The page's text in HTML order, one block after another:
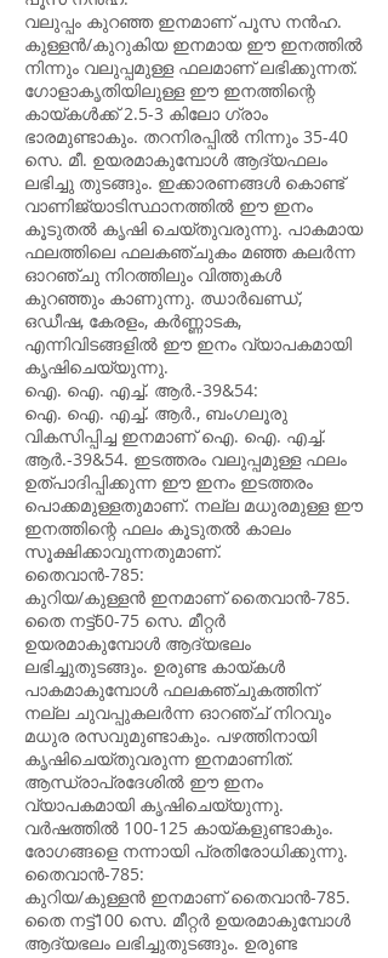
വലുപ്പം കുറഞ്ഞ ഇനമാണ് പൂസ നൻഹ.
കുള്ളൻ/കുറുകിയ ഇനമായ ഈ ഇനത്തിൽ
നിന്നും വലുപ്പമുള്ള ഫലമാണ് ലഭിക്കുന്നത്.
ഗോളാകൃതിയിലുള്ള ഈ ഇനത്തിന്റെ
കായ്കൾക്ക് 2.5-3 കിലോ ഗ്രാം
ഭാരമുണ്ടാകും. തറനിരപ്പിൽ നിന്നും 35-40
സെ. മീ. ഉയരമാകുമ്പോൾ ആദ്യഫലം
ലഭിച്ചു തുടങ്ങും. ഇക്കാരണങ്ങൾ കൊണ്ട്
വാണിജ്യാടിസ്ഥാനത്തിൽ ഈ ഇനം
കൂടുതൽ കൃഷി ചെയ്തുവരുന്നു. പാകമായ
ഫലത്തിലെ ഫലകഞ്ചുകം മഞ്ഞ കലർന്ന
ഓറഞ്ചു നിറത്തിലും വിത്തുകൾ
കുറഞ്ഞും കാണുന്നു. ഝാർഖണ്ഡ്,
ഒഡീഷ, കേരളം, കർണ്ണാടക,
എന്നിവിടങ്ങളിൽ ഈ ഇനം വ്യാപകമായി
കൃഷിചെയ്യുന്നു.
ഐ. ഐ. എച്ച്. ആർ.-39&54:
ഐ. ഐ. എച്ച്. ആർ., ബംഗലൂരു
വികസിപ്പിച്ച ഇനമാണ് ഐ. ഐ. എച്ച്.
ആർ.-39&54. ഇടത്തരം വലുപ്പമുള്ള ഫലം
ഉത്പാദിപ്പിക്കുന്ന ഈ ഇനം ഇടത്തരം
പൊക്കമുള്ളതുമാണ്. നല്ല മധുരമുള്ള ഈ
ഇനത്തിന്റെ ഫലം കൂടുതൽ കാലം
സൂക്ഷിക്കാവുന്നതുമാണ്.
തൈവാൻ-785:
കുറിയ/കുള്ളൻ ഇനമാണ് തൈവാൻ-785.
തൈ നട്ട്60-75 സെ. മീറ്റർ
ഉയരമാകുമ്പോൾ ആദ്യഭലം
ലഭിച്ചുതുടങ്ങും. ഉരുണ്ട കായ്കൾ
പാകമാകുമ്പോൾ ഫലകഞ്ചുകത്തിന്
നല്ല ചുവപ്പുകലർന്ന ഓറഞ്ച് നിറവും
മധുര രസവുമുണ്ടാകും. പഴത്തിനായി
കൃഷിചെയ്തുവരുന്ന ഇനമാണിത്.
ആന്ധ്രാപ്രദേശിൽ ഈ ഇനം
വ്യാപകമായി കൃഷിചെയ്യുന്നു.
വർഷത്തിൽ 100-125 കായ്കളുണ്ടാകും.
രോഗങ്ങളെ നന്നായി പ്രതിരോധിക്കുന്നു.
തൈവാൻ-785:
കുറിയ/കുള്ളൻ ഇനമാണ് തൈവാൻ-785.
തൈ നട്ട്100 സെ. മീറ്റർ ഉയരമാകുമ്പോൾ
ആദ്യഭലം ലഭിച്ചുതുടങ്ങും. ഉരുണ്ട